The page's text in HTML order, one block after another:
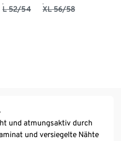
L 52/54 XL 56/58
und atmungsaktiv durch
und versiegelte Nähte